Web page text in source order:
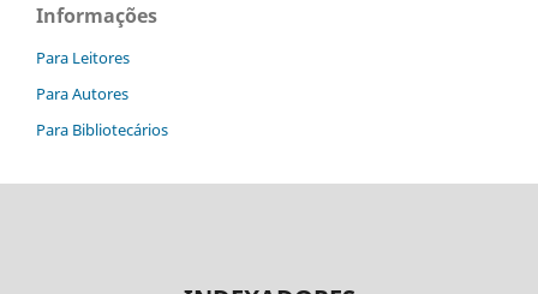
Informações
Para Leitores
Para Autores
Para Bibliotecários